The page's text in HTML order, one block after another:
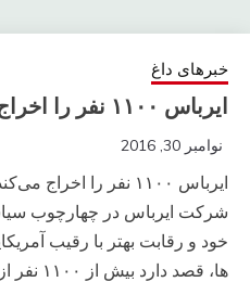
خبرهای داغ
ایرباس ۱۱۰۰ نفر را اخراج می‌کند
نوامبر 30, 2016
ایرباس ۱۱۰۰ نفر را اخراج می‌کند
شرکت ایرباس در چهارچوب
خود و رقابت بهتر با رقیب
ها، قصد